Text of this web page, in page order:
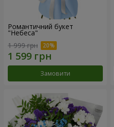
Романтичний букет
"Небеса"
1 999 грн
Замовити